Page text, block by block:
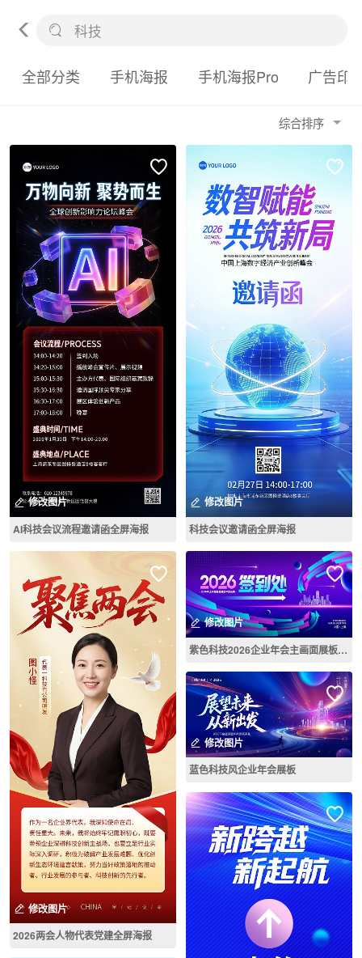
全部分类 手机海报 手机海报Pro 广告印
综合排序
修改图片
AI科技会议流程邀请函全屏海报
修改图片
2026两会人物代表党建全屏海报
修改图片
科技会议邀请函全屏海报
修改图片
紫色科技2026企业年会主画面展板背景墙
修改图片
蓝色科技风企业年会展板